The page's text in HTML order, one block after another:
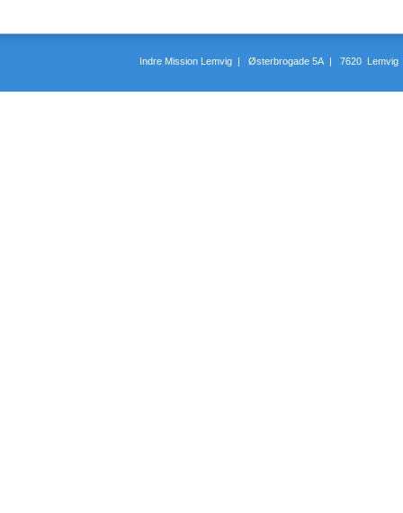
Indre Mission Lemvig | Østerbrogade 5A | 7620